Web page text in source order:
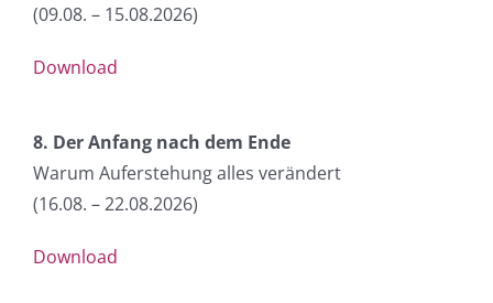
(09.08. – 15.08.2026)
Download
8. Der Anfang nach dem Ende
Warum Auferstehung alles verändert
(16.08. – 22.08.2026)
Download